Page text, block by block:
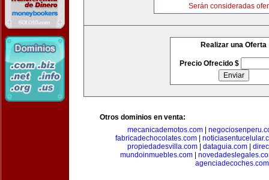
Serán consideradas
Realizar una Oferta
Precio Ofrecido $
Otros dominios en venta:
mecanicademotos.com|
fabricadechocolates.com|
propiedadesvilla.com| dataguia.com|
mundoinmuebles.com
agenciadecoches.com